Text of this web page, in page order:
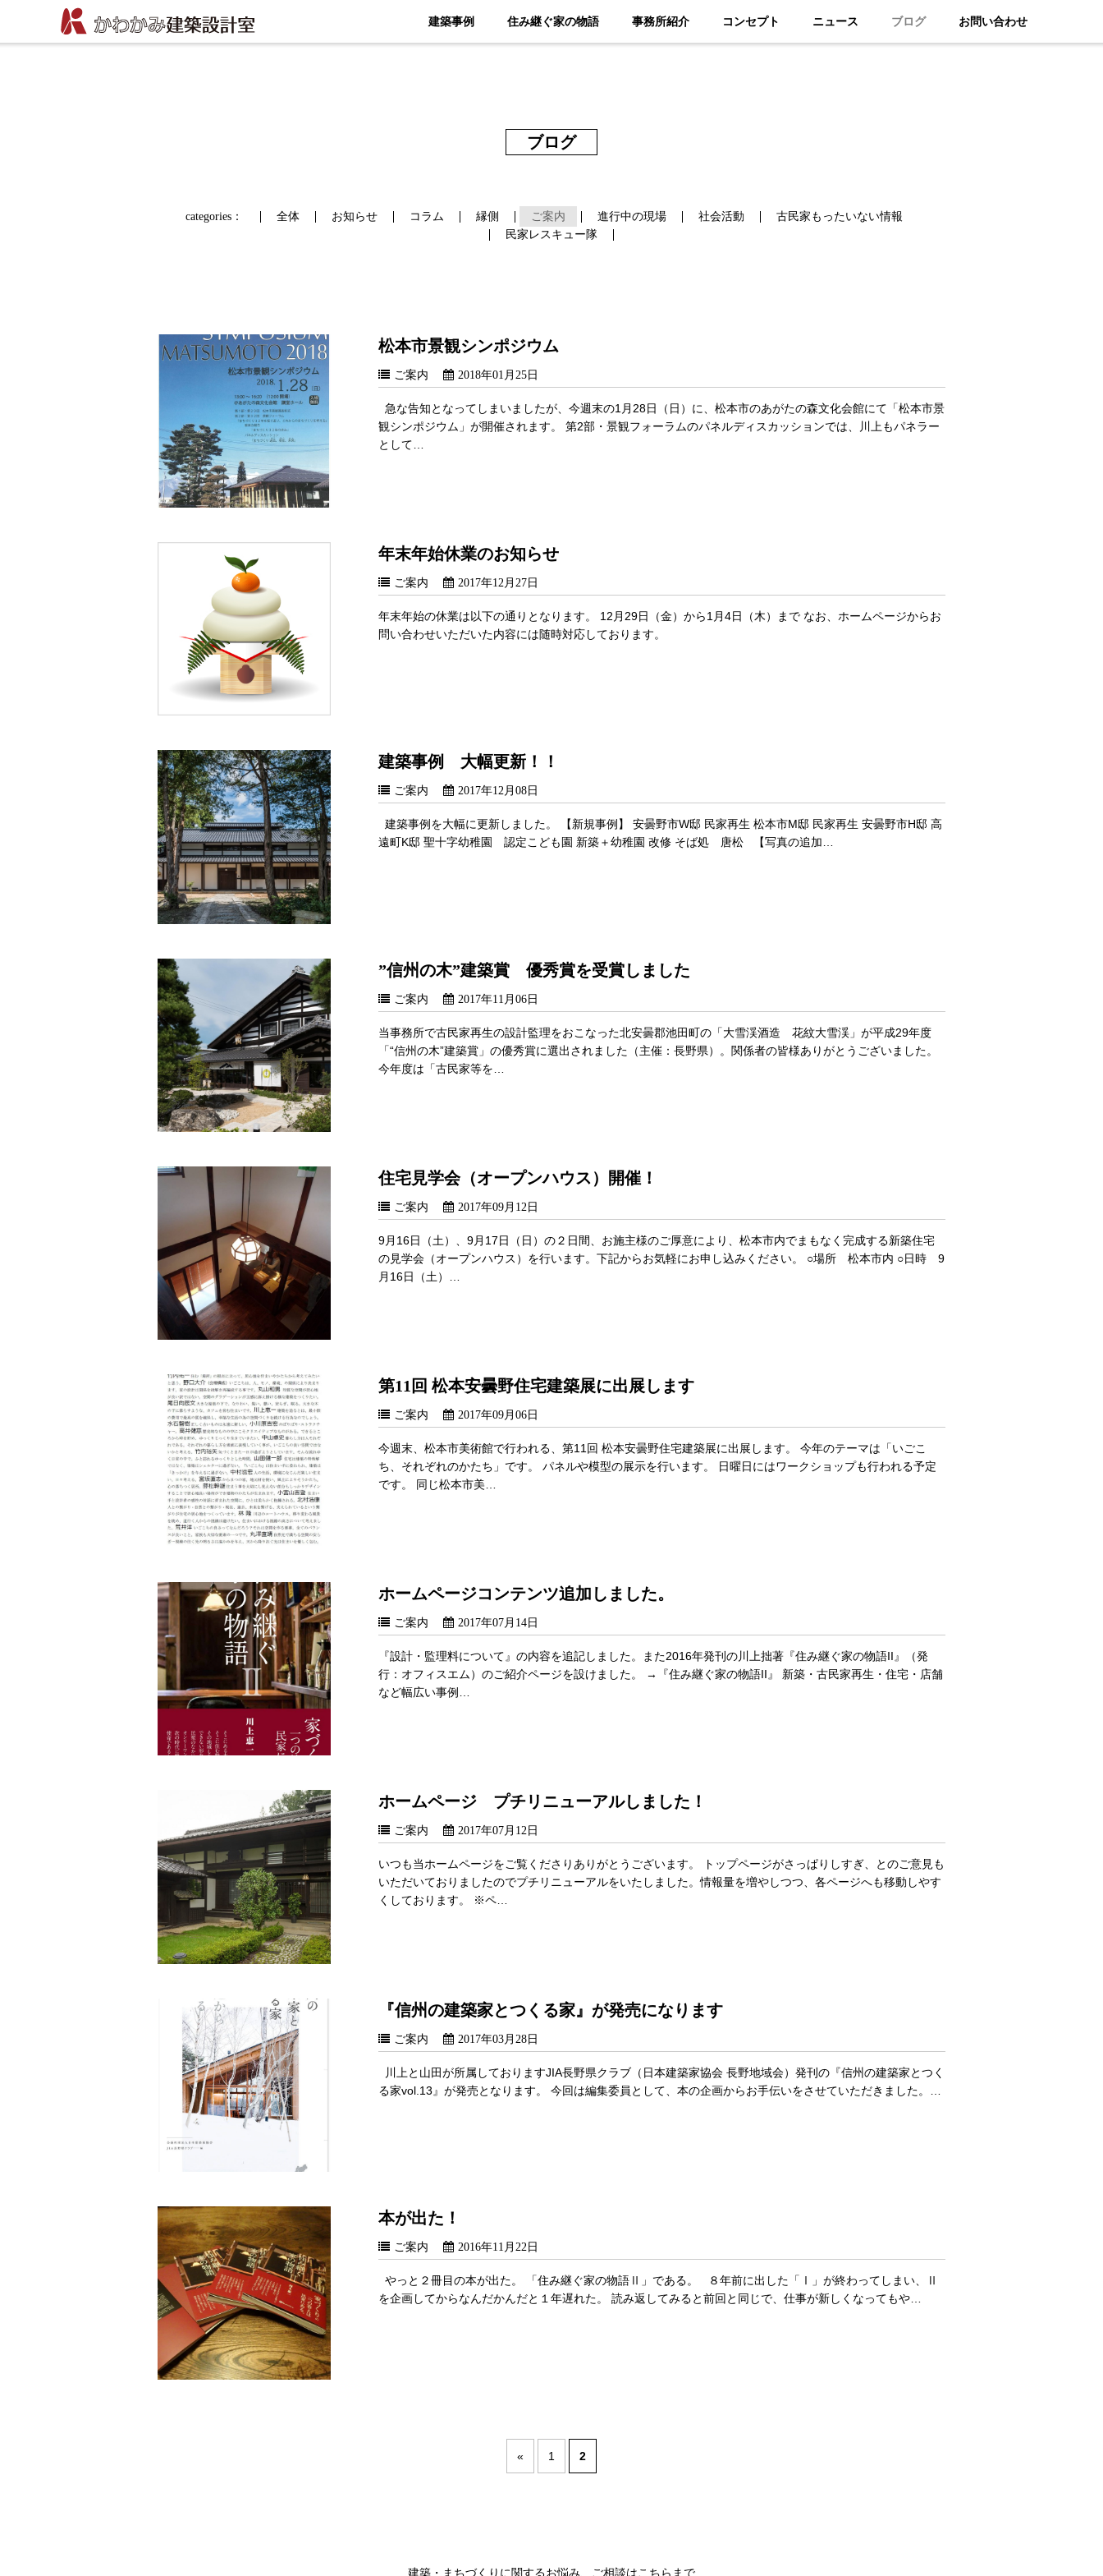
建築事例 住み継ぐ家の物語 事務所紹介 コンセプト ニュース ブログ お問い合わせ
ブログ
categories： 全体 お知らせ コラム 縁側 ご案内 進行中の現場 社会活動
古民家もったいない情報
民家レスキュー隊
松本市景観シンポジウム
ご案内 2018年01月25日
急な告知となってしまいましたが、今週末の1月28日（日）に、松本市のあがたの森文化会館にて「松本市景
観シンポジウム」が開催されます。 第2部・景観フォーラムのパネルディスカッションでは、川上もパネラー
として…
年末年始休業のお知らせ
ご案内 2017年12月27日
年末年始の休業は以下の通りとなります。 12月29日（金）から1月4日（木）まで なお、ホームページからお
問い合わせいただいた内容には随時対応しております。
建築事例 大幅更新！！
ご案内 2017年12月08日
建築事例を大幅に更新しました。 【新規事例】 安曇野市W邸 民家再生 松本市M邸 民家再生 安曇野市H邸 高
遠町K邸 聖十字幼稚園 認定こども園 新築＋幼稚園 改修 そば処 唐松 【写真の追加…
”信州の木”建築賞 優秀賞を受賞しました
ご案内 2017年11月06日
当事務所で古民家再生の設計監理をおこなった北安曇郡池田町の「大雪渓酒造 花紋大雪渓」が平成29年度
「“信州の木”建築賞」の優秀賞に選出されました（主催：長野県）。関係者の皆様ありがとうございました。
今年度は「古民家等を…
住宅見学会（オープンハウス）開催！
ご案内 2017年09月12日
9月16日（土）、9月17日（日）の２日間、お施主様のご厚意により、松本市内でまもなく完成する新築住宅
の見学会（オープンハウス）を行います。下記からお気軽にお申し込みください。 ○場所 松本市内 ○日時 9
月16日（土）…
第11回 松本安曇野住宅建築展に出展します
ご案内 2017年09月06日
今週末、松本市美術館で行われる、第11回 松本安曇野住宅建築展に出展します。 今年のテーマは「いごこ
ち、それぞれのかたち」です。 パネルや模型の展示を行います。 日曜日にはワークショップも行われる予定
です。 同じ松本市美…
ホームページコンテンツ追加しました。
ご案内 2017年07月14日
『設計・監理料について』の内容を追記しました。また2016年発刊の川上拙著『住み継ぐ家の物語II』（発
行：オフィスエム）のご紹介ページを設けました。 →『住み継ぐ家の物語II』 新築・古民家再生・住宅・店舗
など幅広い事例…
ホームページ プチリニューアルしました！
ご案内 2017年07月12日
いつも当ホームページをご覧くださりありがとうございます。 トップページがさっぱりしすぎ、とのご意見も
いただいておりましたのでプチリニューアルをいたしました。情報量を増やしつつ、各ページへも移動しやす
くしております。 ※ペ…
『信州の建築家とつくる家』が発売になります
ご案内 2017年03月28日
川上と山田が所属しておりますJIA長野県クラブ（日本建築家協会 長野地域会）発刊の『信州の建築家とつく
る家vol.13』が発売となります。 今回は編集委員として、本の企画からお手伝いをさせていただきました。…
本が出た！
ご案内 2016年11月22日
やっと２冊目の本が出た。 「住み継ぐ家の物語Ⅱ」である。 ８年前に出した「Ⅰ」が終わってしまい、Ⅱ
を企画してからなんだかんだと１年遅れた。 読み返してみると前回と同じで、仕事が新しくなってもや…
« 1 2
建築・まちづくりに関するお悩み、ご相談はこちらまで